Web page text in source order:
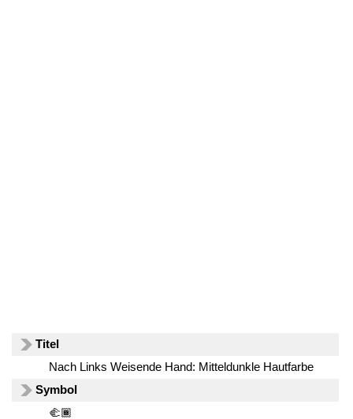
Titel
Nach Links Weisende Hand: Mitteldunkle Hautfarbe
Symbol
🫲🏾